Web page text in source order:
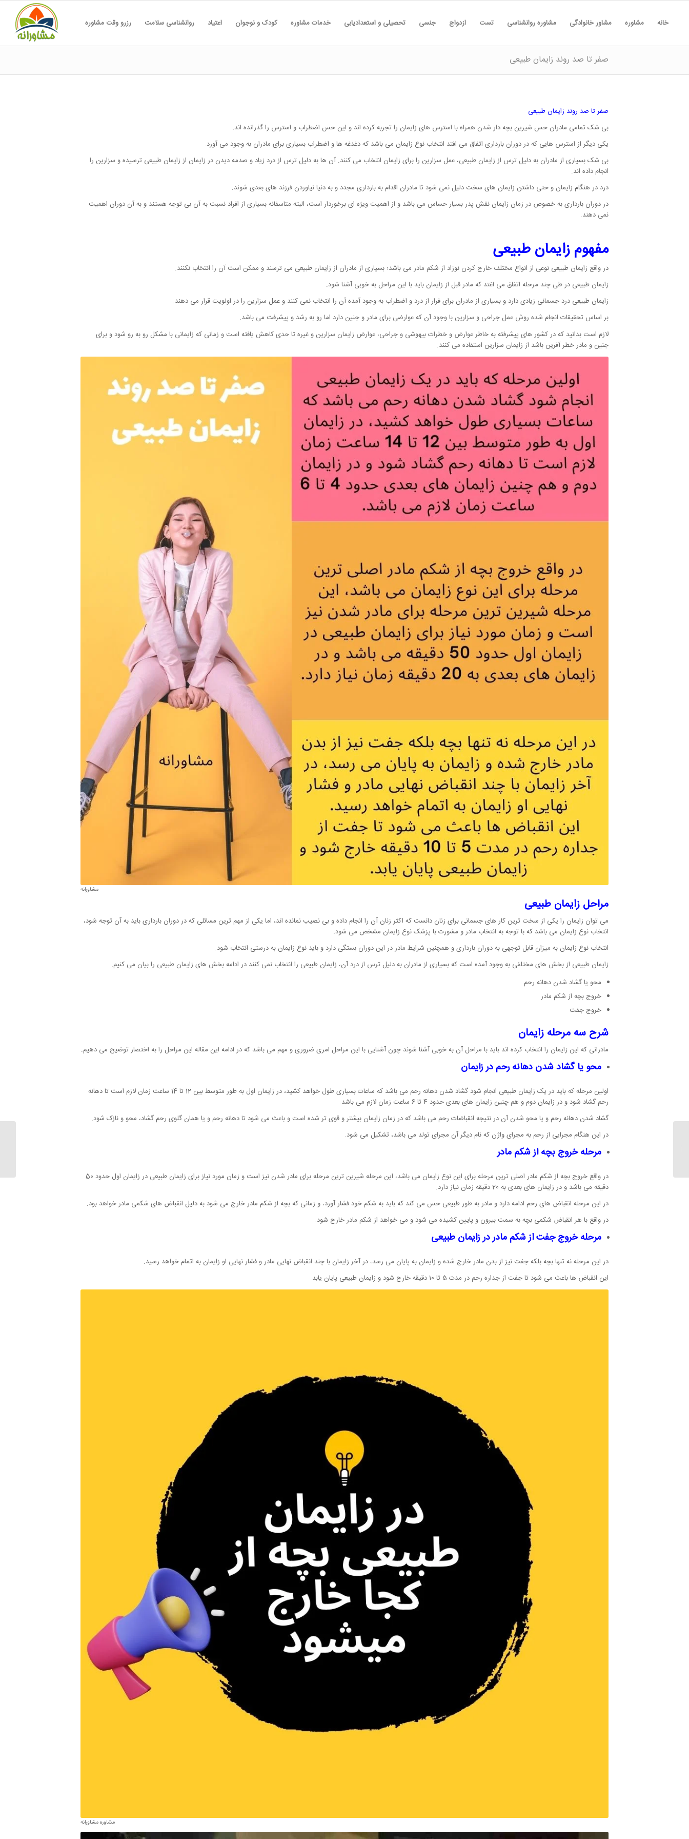
خانه مشاوره مشاور خانوادگی مشاوره روانشناسی تست ازدواج جنسی تحصیلی و استعدادیابی خدمات مشاوره کودک و نوجوان اعتیاد روانشناسی سلامت رزرو وقت مشاوره
صفر تا صد روند زایمان طبیعی
صفر تا صد روند زایمان طبیعی
بی شک تمامی مادران حس شیرین بچه دار شدن همراه با استرس های زایمان را تجربه کرده اند و این حس اضطراب و استرس را گذرانده اند.
یکی دیگر از استرس هایی که در دوران بارداری اتفاق می افتد انتخاب نوع زایمان می باشد که دغدغه ها و اضطراب بسیاری برای مادران به وجود می آورد.
بی شک بسیاری از مادران به دلیل ترس از زایمان طبیعی، عمل سزارین را برای زایمان انتخاب می کنند. آن ها به دلیل ترس از درد زیاد و صدمه دیدن در زایمان از زایمان طبیعی ترسیده و سزارین را
انجام داده اند.
درد در هنگام زایمان و حتی داشتن زایمان های سخت دلیل نمی شود تا مادران اقدام به بارداری مجدد و به دنیا نیاوردن فرزند های بعدی شوند.
در دوران بارداری به خصوص در زمان زایمان نقش پدر بسیار حساس می باشد و از اهمیت ویژه ای برخوردار است، البته متاسفانه بسیاری از افراد نسبت به آن بی توجه هستند و به آن دوران اهمیت
نمی دهند.
مفهوم زایمان طبیعی
در واقع زایمان طبیعی نوعی از انواع مختلف خارج کردن نوزاد از شکم مادر می باشد؛ بسیاری از مادران از زایمان طبیعی می ترسند و ممکن است آن را انتخاب نکنند.
زایمان طبیعی در طی چند مرحله اتفاق می اغتد که مادر قبل از زایمان باید با این مراحل به خوبی آشنا شود.
زایمان طبیعی درد جسمانی زیادی دارد و بسیاری از مادران برای فرار از درد و اضطراب به وجود آمده آن را انتخاب نمی کنند و عمل سزارین را در اولویت قرار می دهند.
بر اساس تحقیقات انجام شده روش عمل جراحی و سزارین با وجود آن که عوارضی برای مادر و جنین دارد اما رو به رشد و پیشرفت می باشد.
لازم است بدانید که در کشور های پیشرفته به خاطر عوارض و خطرات بیهوشی و جراحی، عوارض زایمان سزارین و غیره تا حدی کاهش یافته است و زمانی که زایمانی با مشکل رو به رو شود و برای
جنین و مادر خطر آفرین باشد از زایمان سزارین استفاده می کنند.
مشاورانه
مراحل زایمان طبیعی
می توان زایمان را یکی از سخت ترین کار های جسمانی برای زنان دانست که اکثر زنان آن را انجام داده و بی نصیب نمانده اند، اما یکی از مهم ترین مسائلی که در دوران بارداری باید به آن توجه شود،
انتخاب نوع زایمان می باشد که با توجه به انتخاب مادر و مشورت با پزشک نوع زایمان مشخص می شود.
انتخاب نوع زایمان به میزان قابل توجهی به دوران بارداری و همچنین شرایط مادر در این دوران بستگی دارد و باید نوع زایمان به درستی انتخاب شود.
زایمان طبیعی از بخش های مختلفی به وجود آمده است که بسیاری از مادران به دلیل ترس از درد آن، زایمان طبیعی را انتخاب نمی کنند در ادامه بخش های زایمان طبیعی را بیان می کنیم.
محو یا گشاد شدن دهانه رحم
خروج بچه از شکم مادر
خروج جفت
شرح سه مرحله زایمان
مادرانی که این زایمان را انتخاب کرده اند باید با مراحل آن به خوبی آشنا شوند چون آشنایی با این مراحل امری ضروری و مهم می باشد که در ادامه این مقاله این مراحل را به اختصار توضیح می دهیم.
محو یا گشاد شدن دهانه رحم در زایمان
اولین مرحله که باید در یک زایمان طبیعی انجام شود گشاد شدن دهانه رحم می باشد که ساعات بسیاری طول خواهد کشید، در زایمان اول به طور متوسط بین 12 تا 14 ساعت زمان لازم است تا دهانه
رحم گشاد شود و در زایمان دوم و هم چنین زایمان های بعدی حدود 4 تا 6 ساعت زمان لازم می باشد.
گشاد شدن دهانه رحم و یا محو شدن آن در نتیجه انقباضات رحم می باشد که در زمان زایمان بیشتر و قوی تر شده است و باعث می شود تا دهانه رحم و یا همان گلوی رحم گشاد، محو و نازک شود.
در این هنگام مجرایی از رحم به مجرای واژن که نام دیگر آن مجرای تولد می باشد، تشکیل می شود.
مرحله خروج بچه از شکم مادر
در واقع خروج بچه از شکم مادر اصلی ترین مرحله برای این نوع زایمان می باشد، این مرحله شیرین ترین مرحله برای مادر شدن نیز است و زمان مورد نیاز برای زایمان طبیعی در زایمان اول حدود 50
دقیقه می باشد و در زایمان های بعدی به 20 دقیقه زمان نیاز دارد.
در این مرحله انقباض های رحم ادامه دارد و مادر به طور طبیعی حس می کند که باید به شکم خود فشار آورد، و زمانی که بچه از شکم مادر خارج می شود به دلیل انقباض های شکمی مادر خواهد بود.
در واقع با هر انقباض شکمی بچه به سمت بیرون و پایین کشیده می شود و می خواهد از شکم مادر خارج شود.
مرحله خروج جفت از شکم مادر در زایمان طبیعی
در این مرحله نه تنها بچه بلکه جفت نیز از بدن مادر خارج شده و زایمان به پایان می رسد، در آخر زایمان با چند انقباض نهایی مادر و فشار نهایی او زایمان به اتمام خواهد رسید.
این انقباض ها باعث می شود تا جفت از جداره رحم در مدت 5 تا 10 دقیقه خارج شود و زایمان طبیعی پایان یابد.
مشاوره مشاورانه
از سقط جنین